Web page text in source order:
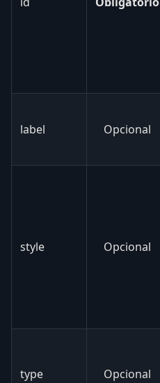
label Opcional
style Opcional
type Opcional